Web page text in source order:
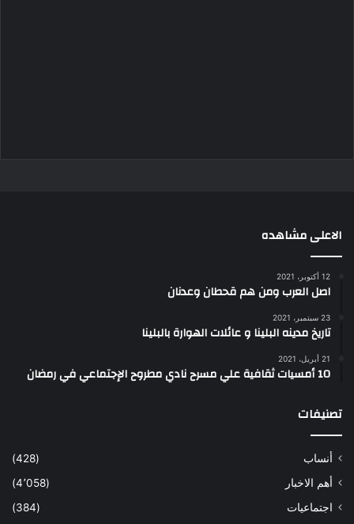
الاعلى مشاهده
12 أكتوبر، 2021
اصل العرب ومن هم قحطان وعدنان
23 سبتمبر، 2021
تاريخ مدينه البلينا و عائلات الهوارة بالبلينا
21 أبريل، 2021
10 أمسيات ثقافية علي مسرح نادي مطروح الإجتماعي في رمضان
تصنيفات
أنساب
(428)
أهم الاخبار
(4٬058)
اجتماعيات
(384)